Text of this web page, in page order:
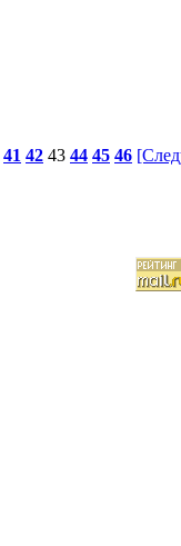
41 42 43 44 45 46